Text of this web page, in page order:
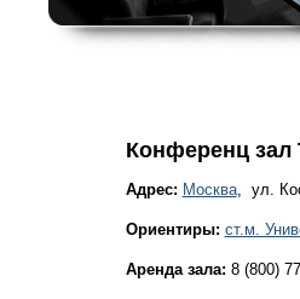
Конференц зал
Адрес: Москва, ул.
Ориентиры: ст.м.
Аренда зала: 8 (800)